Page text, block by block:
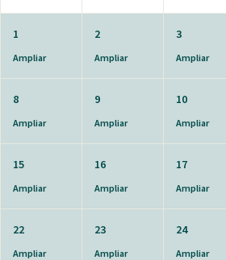
1
Ampliar
2
Ampliar
3
Ampliar
8
Ampliar
9
Ampliar
10
Ampliar
15
Ampliar
16
Ampliar
17
Ampliar
22
Ampliar
23
Ampliar
24
Ampliar